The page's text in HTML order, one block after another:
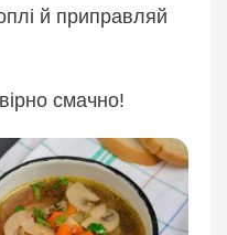
й приправляй
смачно!